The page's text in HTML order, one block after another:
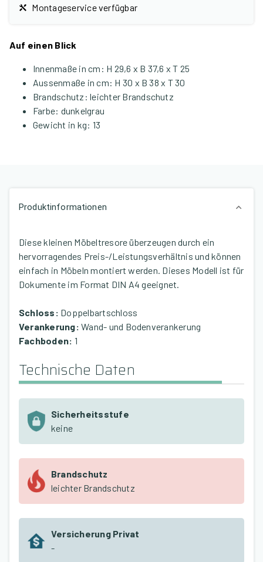
Montageservice verfügbar
Auf einen Blick
Innenmaße in cm : H 29,6 x B 37,6 x T 25
Aussenmaße in cm: H 30 x B 38 x T 30
Brandschutz : leichter Brandschutz
Farbe: dunkelgrau
Gewicht in kg: 13
Produktinformationen
Diese kleinen Möbeltresore überzeugen durch ein
hervorragendes Preis-/Leistungsverhältnis und können
einfach in Möbeln montiert werden. Dieses Modell ist für
Dokumente im Format DIN A4 geeignet.
Schloss: Doppelbartschloss
Verankerung: Wand- und Bodenverankerung
Fachboden: 1
Technische Daten
Sicherheitsstufe
keine
Brandschutz
leichter Brandschutz
Versicherung Privat
-